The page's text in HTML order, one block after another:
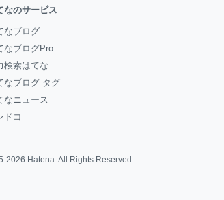
なのサービス
なブログ
なブログPro
検索はてな
なブログ タグ
なニュース
ドコ
2026 Hatena. All Rights Reserved.